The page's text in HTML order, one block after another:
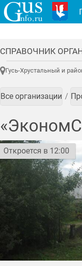
СПРАВОЧНИК
Гусь-Хрустальный и
Все организации
Откроется в 12:00